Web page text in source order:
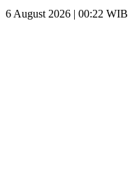
6 August 2026 | 00:22 WIB